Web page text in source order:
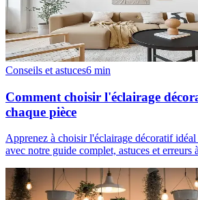
Conseils et astuces6 min
Comment choisir l'éclairage
chaque pièce
Apprenez à choisir l'éclairage décoratif
avec notre guide complet, astuces et erreurs